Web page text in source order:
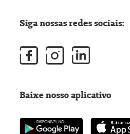
Siga nossas redes sociais:
Baixe nosso aplicativo